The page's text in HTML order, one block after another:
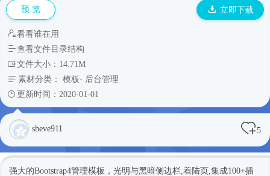
预 览 立即下载
看看谁在用
查看文件目录结构
文件大小：14.71M
素材分类： 模板- 后台管理
更新时间：2020-01-01
sheve911 5
强大的Bootstrap4管理模板，光明与黑暗侧边栏,着陆页,集成100+插